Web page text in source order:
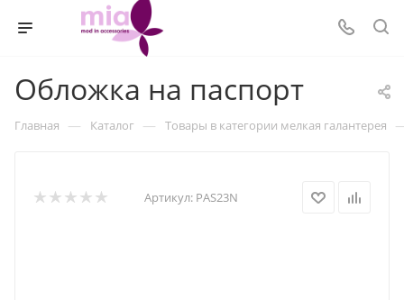
Обложка на паспорт
Главная — Каталог — Товары в категории мелкая галантерея
Артикул: PAS23N